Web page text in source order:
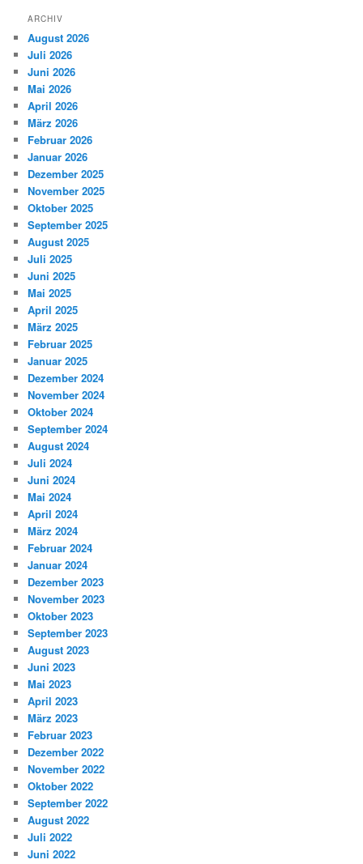
ARCHIV
August 2026
Juli 2026
Juni 2026
Mai 2026
April 2026
März 2026
Februar 2026
Januar 2026
Dezember 2025
November 2025
Oktober 2025
September 2025
August 2025
Juli 2025
Juni 2025
Mai 2025
April 2025
März 2025
Februar 2025
Januar 2025
Dezember 2024
November 2024
Oktober 2024
September 2024
August 2024
Juli 2024
Juni 2024
Mai 2024
April 2024
März 2024
Februar 2024
Januar 2024
Dezember 2023
November 2023
Oktober 2023
September 2023
August 2023
Juni 2023
Mai 2023
April 2023
März 2023
Februar 2023
Dezember 2022
November 2022
Oktober 2022
September 2022
August 2022
Juli 2022
Juni 2022